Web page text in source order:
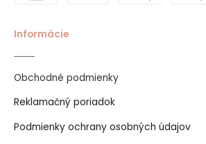
Informácie
Obchodné podmienky
Reklamačný poriadok
Podmienky ochrany osobných údajov